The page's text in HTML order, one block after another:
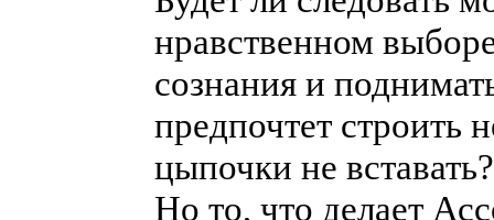
нравственном
сознания и
предпочтет строить
цыпочки не
Но то, что делает